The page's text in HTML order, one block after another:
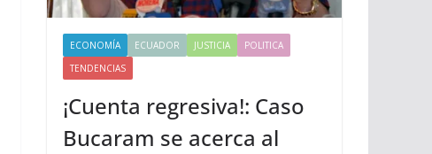
ECONOMÍA ECUADOR JUSTICIA
POLITICA
TENDENCIAS
¡Cuenta regresiva!: Caso
Bucaram se acerca al